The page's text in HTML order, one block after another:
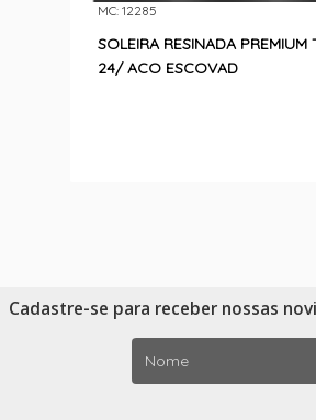
SOLEIRA RESINADA
24/ ACO ESCOVAD
MC: 12285
Cadastre-se para receber nossas